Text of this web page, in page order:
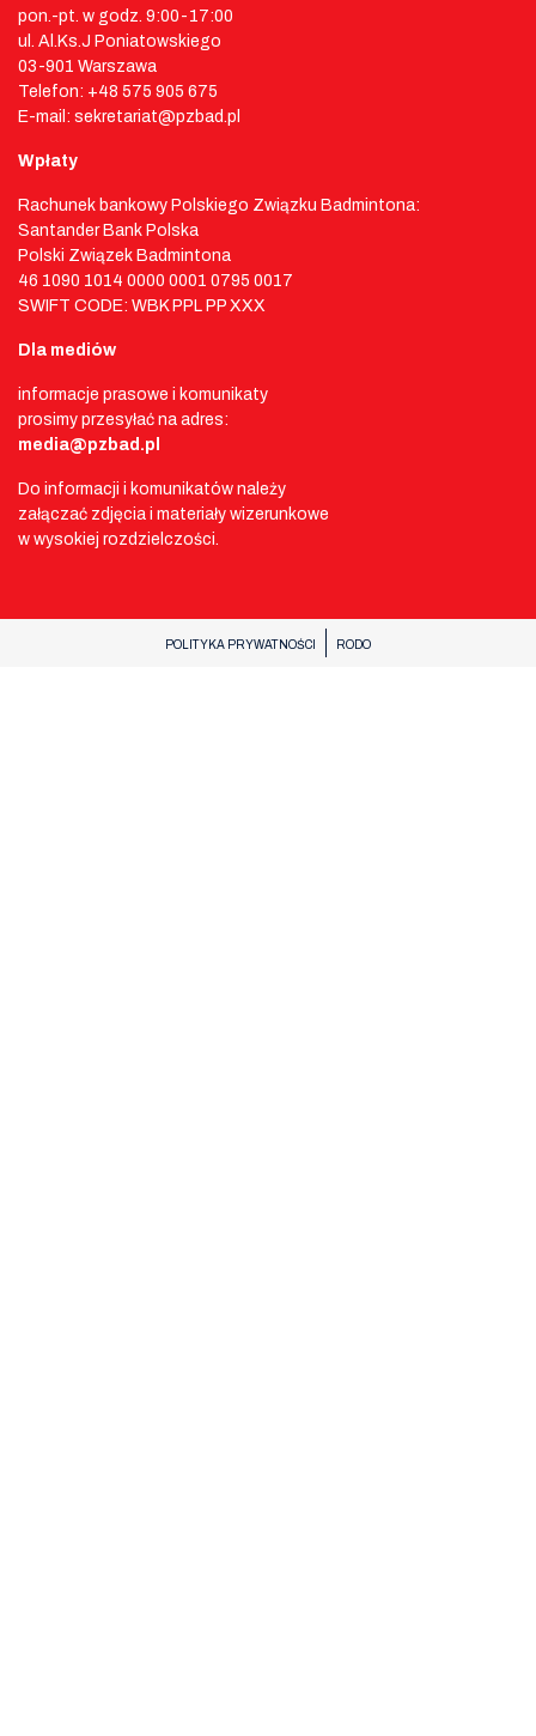
pon.-pt. w godz. 9:00-17:00
ul. Al.Ks.J Poniatowskiego
03-901 Warszawa
Telefon: +48 575 905 675
E-mail: sekretariat@pzbad.pl
Wpłaty
Rachunek bankowy Polskiego Związku Badmintona:
Santander Bank Polska
Polski Związek Badmintona
46 1090 1014 0000 0001 0795 0017
SWIFT CODE: WBK PPL PP XXX
Dla mediów
informacje prasowe i komunikaty
prosimy przesyłać na adres:
media@pzbad.pl
Do informacji i komunikatów należy
załączać zdjęcia i materiały wizerunkowe
w wysokiej rozdzielczości.
POLITYKA PRYWATNOŚCI RODO